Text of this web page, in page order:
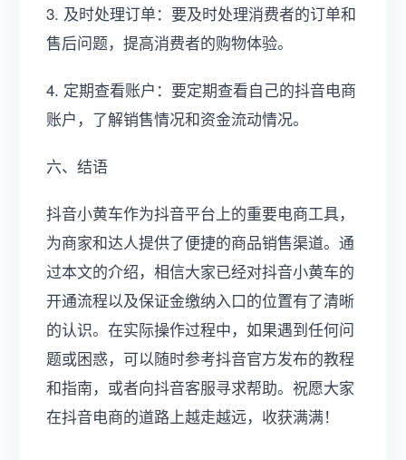
3. 及时处理订单：要及时处理消费者的订单和
售后问题，提高消费者的购物体验。
4. 定期查看账户：要定期查看自己的抖音电商
账户，了解销售情况和资金流动情况。
六、结语
抖音小黄车作为抖音平台上的重要电商工具，
为商家和达人提供了便捷的商品销售渠道。通
过本文的介绍，相信大家已经对抖音小黄车的
开通流程以及保证金缴纳入口的位置有了清晰
的认识。在实际操作过程中，如果遇到任何问
题或困惑，可以随时参考抖音官方发布的教程
和指南，或者向抖音客服寻求帮助。祝愿大家
在抖音电商的道路上越走越远，收获满满！